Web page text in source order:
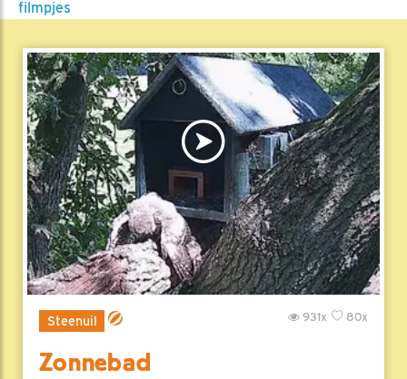
filmpjes
Steenuil 80x
931x
Zonnebad